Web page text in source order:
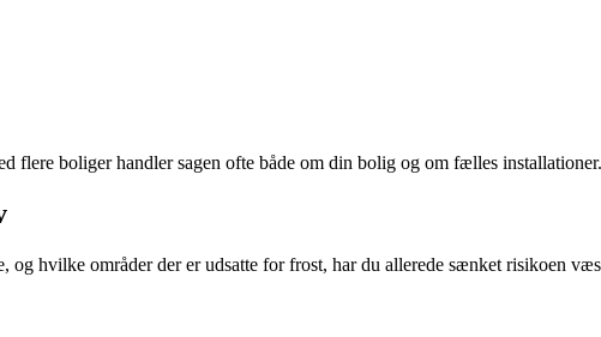
flere boliger handler sagen ofte både om din bolig og om fælles installationer.
hvilke områder der er udsatte for frost, har du allerede sænket risikoen